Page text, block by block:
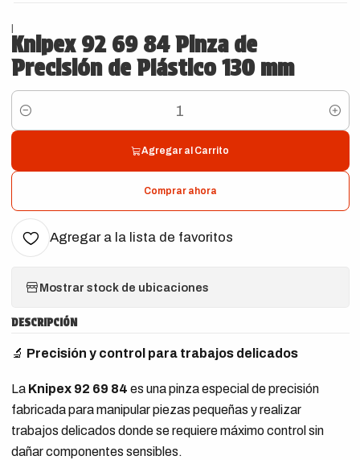
|
Knipex 92 69 84 Pinza de
Precisión de Plástico 130 mm
Cantidad
Agregar al Carrito
Comprar ahora
Agregar a la lista de favoritos
Mostrar stock de ubicaciones
DESCRIPCIÓN
🔬 Precisión y control para trabajos delicados
La Knipex 92 69 84 es una pinza especial de precisión
fabricada para manipular piezas pequeñas y realizar
trabajos delicados donde se requiere máximo control sin
dañar componentes sensibles.